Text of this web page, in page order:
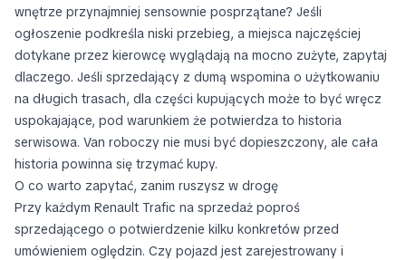
wnętrze przynajmniej sensownie posprzątane? Jeśli
ogłoszenie podkreśla niski przebieg, a miejsca najczęściej
dotykane przez kierowcę wyglądają na mocno zużyte, zapytaj
dlaczego. Jeśli sprzedający z dumą wspomina o użytkowaniu
na długich trasach, dla części kupujących może to być wręcz
uspokajające, pod warunkiem że potwierdza to historia
serwisowa. Van roboczy nie musi być dopieszczony, ale cała
historia powinna się trzymać kupy.
O co warto zapytać, zanim ruszysz w drogę
Przy każdym Renault Trafic na sprzedaż poproś
sprzedającego o potwierdzenie kilku konkretów przed
umówieniem oględzin. Czy pojazd jest zarejestrowany i